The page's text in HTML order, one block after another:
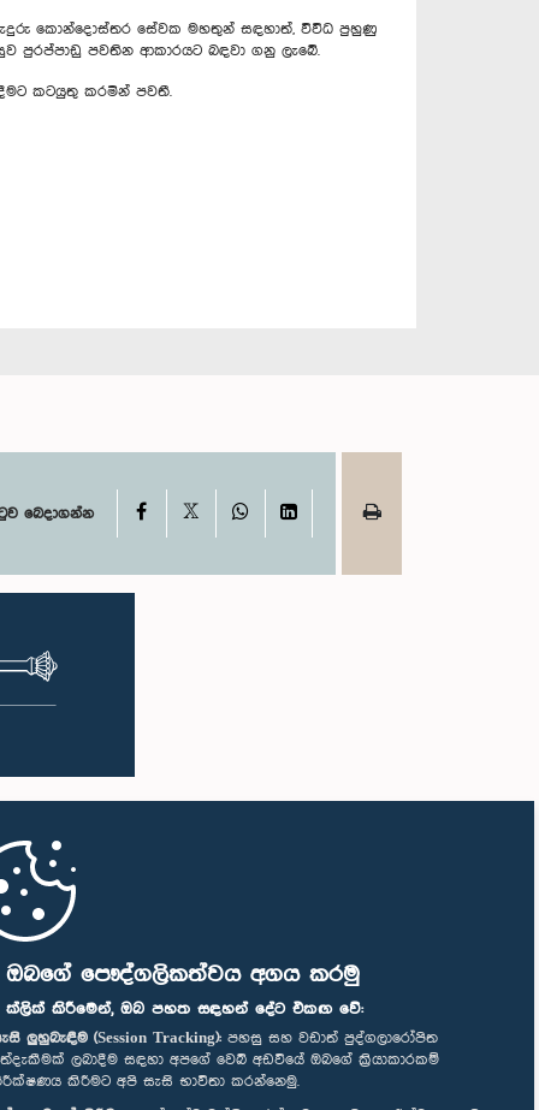
ඔබගේ පෞද්ගලිකත්වය අගය කරමු
ක්ලික් කිරීමෙන්, ඔබ පහත සඳහන් දේට එකඟ වේ:
ලුහුබැඳීම (Session Tracking): පහසු සහ වඩාත් පුද්ගලාරෝපිත
ලබාදීම සඳහා අපගේ වෙබ් අඩවියේ ඔබගේ ක්‍රියාකාරකම්
කිරීමට අපි සැසි භාවිතා කරන්නෙමු.
කොන්දොස්තර සේවක මහතුන් සඳහාත්, විවිධ පුහුණු
පුරප්පාඩු පවතින ආකාරයට බඳවා ගනු ලැබේ.
කටයුතු කරමින් පවතී.
බෙදාගන්න Facebook WhatsAppLinkedIn